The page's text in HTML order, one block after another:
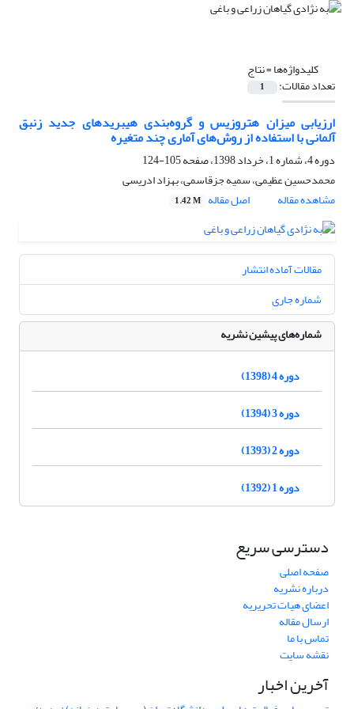
کلیدواژه‌ها =نتاج
تعداد مقالات: 1
ارزیابی میزان هتروزیس و گروه‌بندی هیبریدهای جدید زنبق
آلمانی با استفاده از روش‌های آماری چند متغیره
دوره 4، شماره 1، خرداد 1398، صفحه
105-124
محمدحسین عظیمی، سمیه جزقاسمی، بهزاد ادریسی
مشاهده مقاله
اصل مقاله 1.42 M
مقالات آماده انتشار
شماره جاری
شماره‌های پیشین نشریه
دوره 4 (1398)
دوره 3 (1394)
دوره 2 (1393)
دوره 1 (1392)
دسترسی سریع
صفحه اصلی
درباره نشریه
اعضای هیات تحریریه
ارسال مقاله
تماس با ما
نقشه سایت
آخرین اخبار